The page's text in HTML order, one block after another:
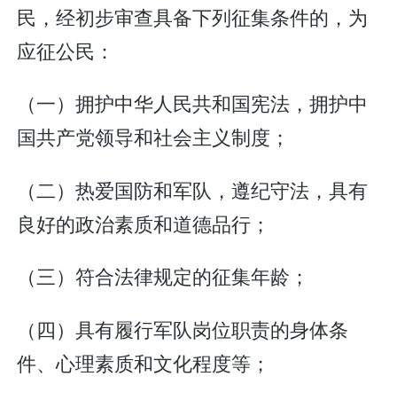
民，经初步审查具备下列征集条件的，为
应征公民：
（一）拥护中华人民共和国宪法，拥护中
国共产党领导和社会主义制度；
（二）热爱国防和军队，遵纪守法，具有
良好的政治素质和道德品行；
（三）符合法律规定的征集年龄；
（四）具有履行军队岗位职责的身体条
件、心理素质和文化程度等；